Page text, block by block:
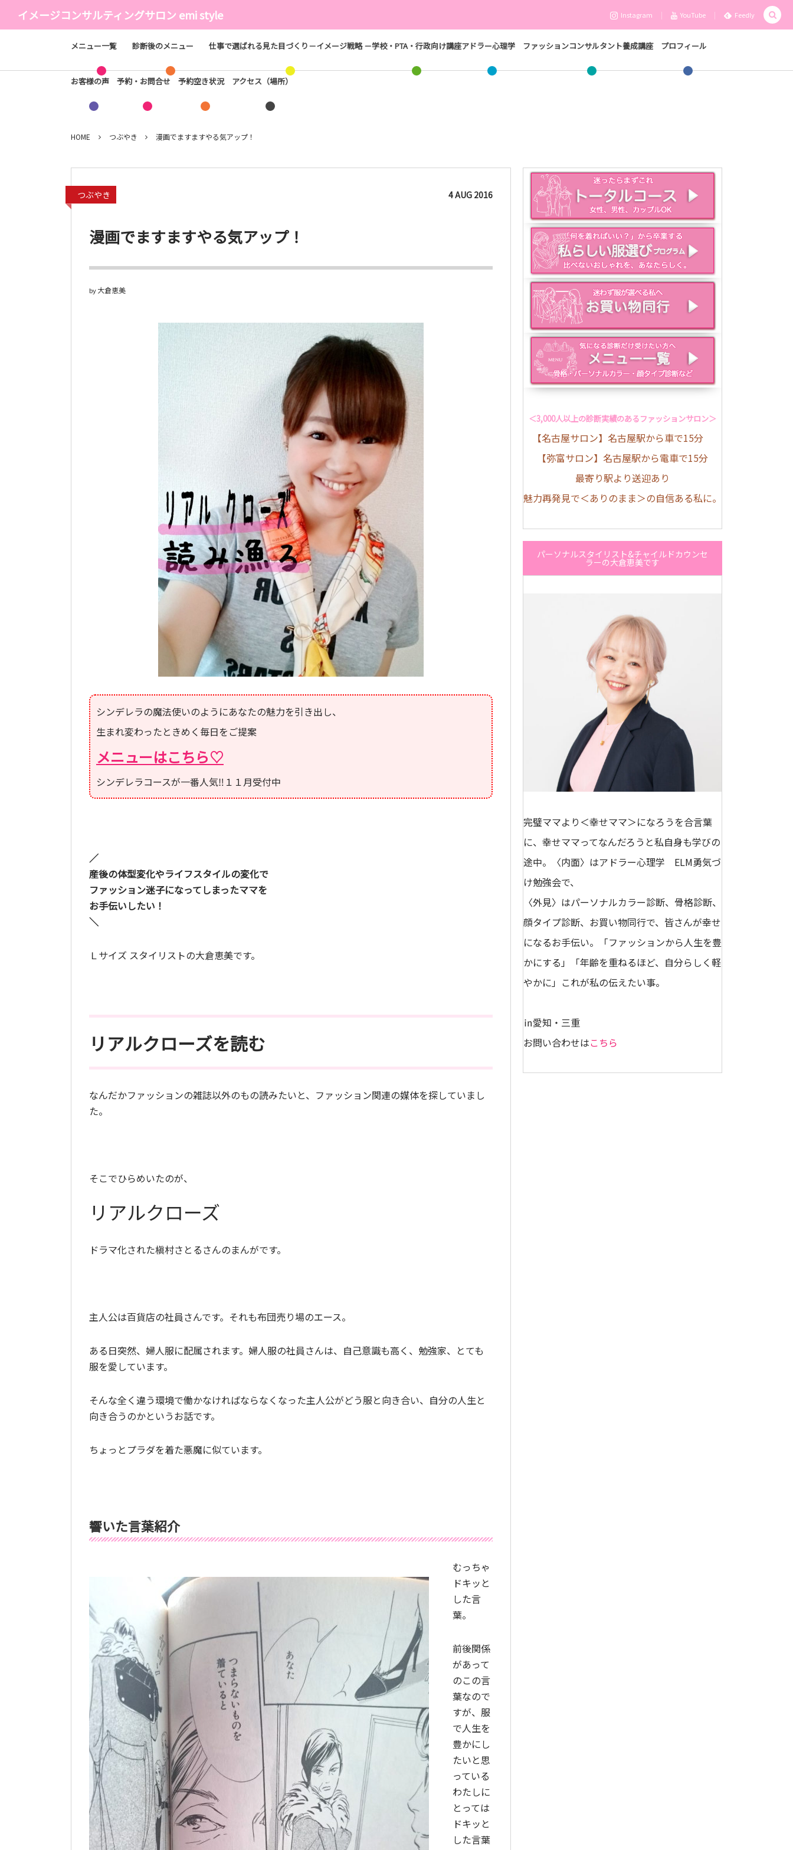
イメージコンサルティングサロン emi style Instagram YouTube Feedly
メニュー一覧 診断後のメニュー 仕事で選ばれる見た目づくり－イメージ戦略 －学校・PTA・行政向け講座アドラー心理学 ファッションコンサルタント養成講座 プロフィール
お客様の声 予約・お問合せ 予約空き状況 アクセス（場所）
HOME つぶやき 漫画でますますやる気アップ！
つぶやき 4AUG 2016
漫画でますますやる気アップ！
by大倉恵美
シンデレラの魔法使いのようにあなたの魅力を引き出し、
生まれ変わったときめく毎日をご提案
メニューはこちら♡
シンデレラコースが一番人気‼１１月受付中
／
産後の体型変化やライフスタイルの変化で
ファッション迷子になってしまったママを
お手伝いしたい！
＼
Ｌサイズ スタイリストの大倉恵美です。
リアルクローズを読む
なんだかファッションの雑誌以外のもの読みたいと、ファッション関連の媒体を探していまし
た。
そこでひらめいたのが、
リアルクローズ
ドラマ化された槇村さとるさんのまんがです。
主人公は百貨店の社員さんです。それも布団売り場のエース。
ある日突然、婦人服に配属されます。婦人服の社員さんは、自己意識も高く、勉強家、とても
服を愛しています。
そんな全く違う環境で働かなければならなくなった主人公がどう服と向き合い、自分の人生と
向き合うのかというお話です。
ちょっとプラダを着た悪魔に似ています。
響いた言葉紹介
むっちゃ
ドキッと
した言
葉。
前後関係
があって
のこの言
葉なので
すが、服
で人生を
豊かにし
たいと思
っている
わたしに
とっては
ドキッと
した言葉
＜3,000人以上の診断実績のあるファッションサロン＞
【名古屋サロン】名古屋駅から車で15分
【弥富サロン】名古屋駅から電車で15分
最寄り駅より送迎あり
魅力再発見で＜ありのまま＞の自信ある私に。
パーソナルスタイリスト&チャイルドカウンセ
ラーの大倉恵美です
完璧ママより＜幸せママ＞になろうを合言葉
に、幸せママってなんだろうと私自身も学びの
途中。〈内面〉はアドラー心理学 ELM勇気づ
け勉強会で、
〈外見〉はパーソナルカラー診断、骨格診断、
顔タイプ診断、お買い物同行で、皆さんが幸せ
になるお手伝い。「ファッションから人生を豊
かにする」「年齢を重ねるほど、自分らしく軽
やかに」これが私の伝えたい事。
㏌愛知・三重
お問い合わせはこちら